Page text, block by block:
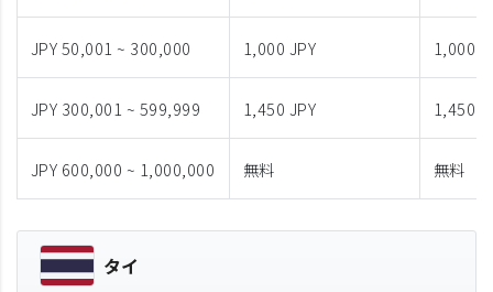
JPY 50,001 ~ 300,000 1,000 JPY 1,000
JPY 300,001 ~ 599,999 1,450 JPY 1,450
JPY 600,000 ~ 1,000,000 無料 無料
タイ